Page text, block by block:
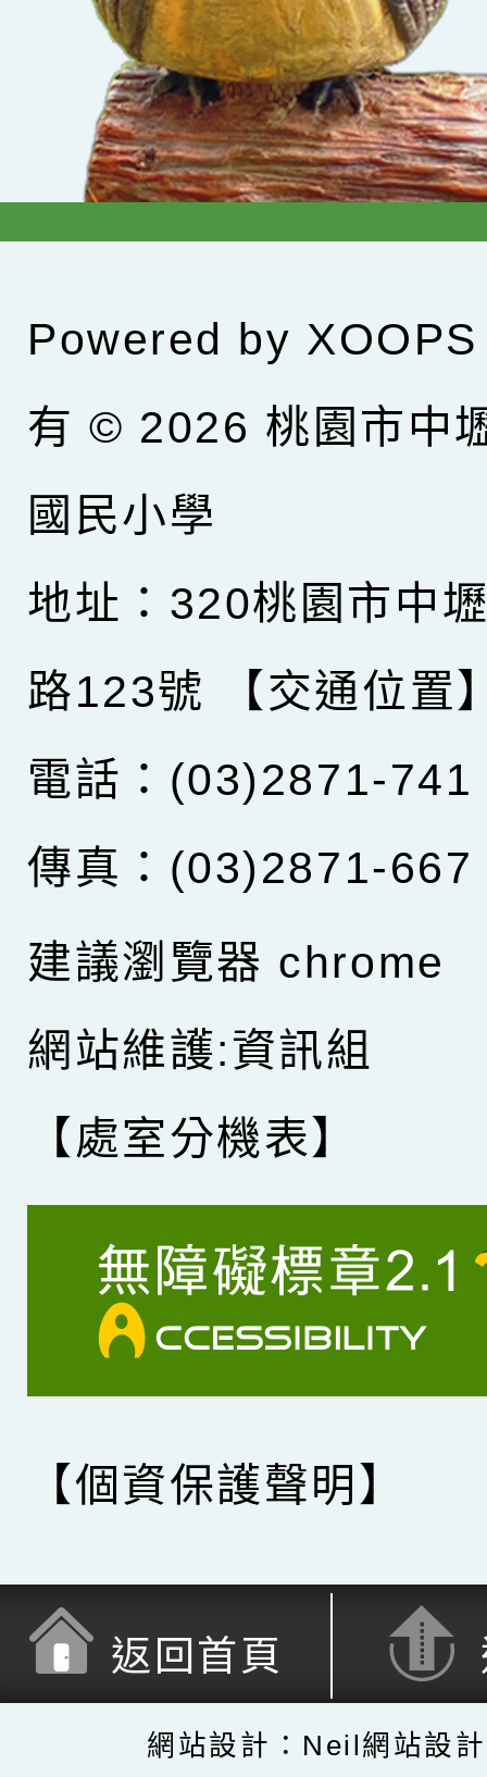
Powered by XOOPS
有 © 2026 桃園市中
國民小學
地址：320桃園市中
路123號
【交通位置
電話：(03)2871-741
傳真：(03)2871-667
建議瀏覽器 chrome
網站維護:資訊組
【處室分機表】
【個資保護聲明】
返回首頁
網站設計：Neil網站設